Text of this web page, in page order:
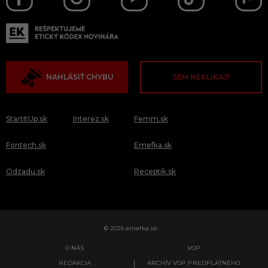
NAHLÁSIŤ CHYBU SEM NEKLIKAJ!
StartItUp.sk
Fontech.sk
Odzadu.sk
Interez.sk Femm.sk
Emefka.sk
Receptik.sk
© 2026 emefka.sk
O NÁS
REDAKCIA
VOP
ARCHÍV VOP PREDPLATNÉHO